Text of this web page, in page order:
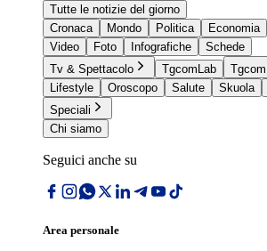
Tutte le notizie del giorno
Cronaca
Mondo Politica Economia
Video
Foto Infografiche
Schede
Tv & Spettacolo
TgcomLab
Lifestyle
Oroscopo Salute Skuola
Speciali
Chi siamo
Seguici anche su
Area personale